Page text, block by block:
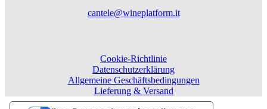
cantele@wineplatform.it
Cookie-Richtlinie
Datenschutzerklärung
Allgemeine Geschäftsbedingungen
Lieferung & Versand